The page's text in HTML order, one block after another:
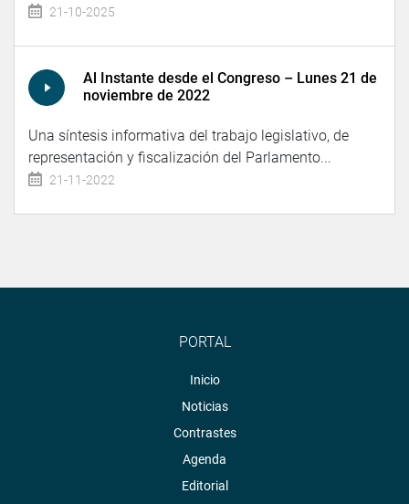
21-10-2025
Al Instante desde el Congreso – Lunes 21 de
noviembre de 2022
Una síntesis informativa del trabajo legislativo, de
representación y fiscalización del Parlamento...
21-11-2022
PORTAL
Inicio
Noticias
Contrastes
Agenda
Editorial